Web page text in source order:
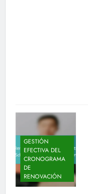
GESTIÓN
EFECTIVA DEL
CRONOGRAMA
DE
RENOVACIÓN